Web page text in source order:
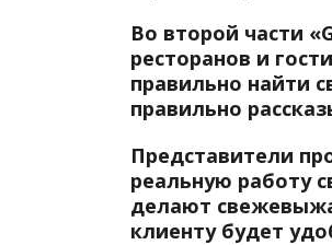
Во второй части
ресторанов и
правильно найти
правильно
Представители
реальную работу
делают
клиенту будет